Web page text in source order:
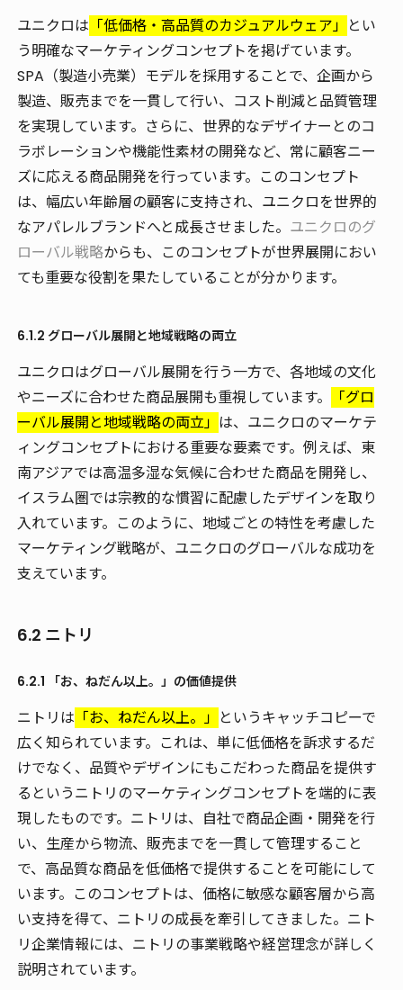
ユニクロは 「低価格・高品質のカジュアルウェア」 とい
う明確なマーケティングコンセプトを掲げています。
SPA（製造小売業）モデルを採用することで、企画から
製造、販売までを一貫して行い、コスト削減と品質管理
を実現しています。さらに、世界的なデザイナーとのコ
ラボレーションや機能性素材の開発など、常に顧客ニー
ズに応える商品開発を行っています。このコンセプト
は、幅広い年齢層の顧客に支持され、ユニクロを世界的
なアパレルブランドへと成長させました。 ユニクロのグ
ローバル戦略からも、このコンセプトが世界展開におい
ても重要な役割を果たしていることが分かります。
6.1.2 グローバル展開と地域戦略の両立
ユニクロはグローバル展開を行う一方で、各地域の文化
やニーズに合わせた商品展開も重視しています。
「グロ
ーバル展開と地域戦略の両立」 は、ユニクロのマーケテ
ィングコンセプトにおける重要な要素です。例えば、東
南アジアでは高温多湿な気候に合わせた商品を開発し、
イスラム圏では宗教的な慣習に配慮したデザインを取り
入れています。このように、地域ごとの特性を考慮した
マーケティング戦略が、ユニクロのグローバルな成功を
支えています。
6.2 ニトリ
6.2.1 「お、ねだん以上。」の価値提供
ニトリは 「お、ねだん以上。」 というキャッチコピーで
広く知られています。これは、単に低価格を訴求するだ
けでなく、品質やデザインにもこだわった商品を提供す
るというニトリのマーケティングコンセプトを端的に表
現したものです。ニトリは、自社で商品企画・開発を行
い、生産から物流、販売までを一貫して管理すること
で、高品質な商品を低価格で提供することを可能にして
います。このコンセプトは、価格に敏感な顧客層から高
い支持を得て、ニトリの成長を牽引してきました。ニト
リ企業情報には、ニトリの事業戦略や経営理念が詳しく
説明されています。